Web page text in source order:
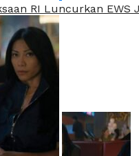
RI Luncurkan EWS